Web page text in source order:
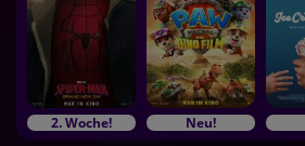
2. Woche! Neu!